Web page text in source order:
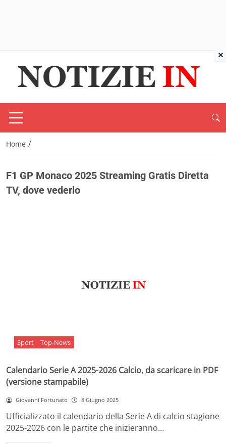
Home /
F1 GP Monaco 2025 Streaming Gratis Diretta
TV, dove vederlo
Sport Top-News
Calendario Serie A 2025-2026 Calcio, da scaricare in PDF
(versione stampabile)
Giovanni Fortunato 8 Giugno 2025
Ufficializzato il calendario della Serie A di calcio stagione
2025-2026 con le partite che inizieranno…
×